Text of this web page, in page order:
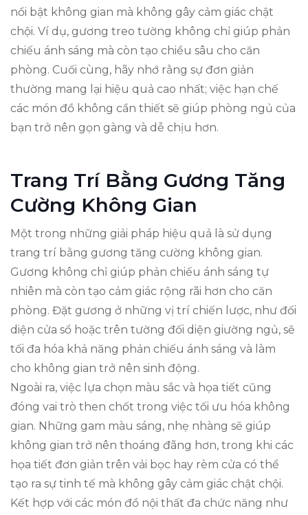
nổi bật không gian mà không gây cảm giác chật
chội. Ví dụ, gương treo tường không chỉ giúp phản
chiếu ánh sáng mà còn tạo chiều sâu cho căn
phòng. Cuối cùng, hãy nhớ rằng sự đơn giản
thường mang lại hiệu quả cao nhất; việc hạn chế
các món đồ không cần thiết sẽ giúp phòng ngủ của
bạn trở nên gọn gàng và dễ chịu hơn.
Trang Trí Bằng Gương Tăng
Cường Không Gian
Một trong những giải pháp hiệu quả là sử dụng
trang trí bằng gương tăng cường không gian.
Gương không chỉ giúp phản chiếu ánh sáng tự
nhiên mà còn tạo cảm giác rộng rãi hơn cho căn
phòng. Đặt gương ở những vị trí chiến lược, như đối
diện cửa sổ hoặc trên tường đối diện giường ngủ, sẽ
tối đa hóa khả năng phản chiếu ánh sáng và làm
cho không gian trở nên sinh động.
Ngoài ra, việc lựa chọn màu sắc và họa tiết cũng
đóng vai trò then chốt trong việc tối ưu hóa không
gian. Những gam màu sáng, nhẹ nhàng sẽ giúp
không gian trở nên thoáng đãng hơn, trong khi các
họa tiết đơn giản trên vải bọc hay rèm cửa có thể
tạo ra sự tinh tế mà không gây cảm giác chật chội.
Kết hợp với các món đồ nội thất đa chức năng như